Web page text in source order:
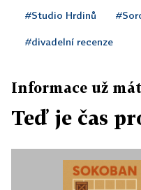
#Studio Hrdinů
#divadelní recenze
Informace už
Teď je čas